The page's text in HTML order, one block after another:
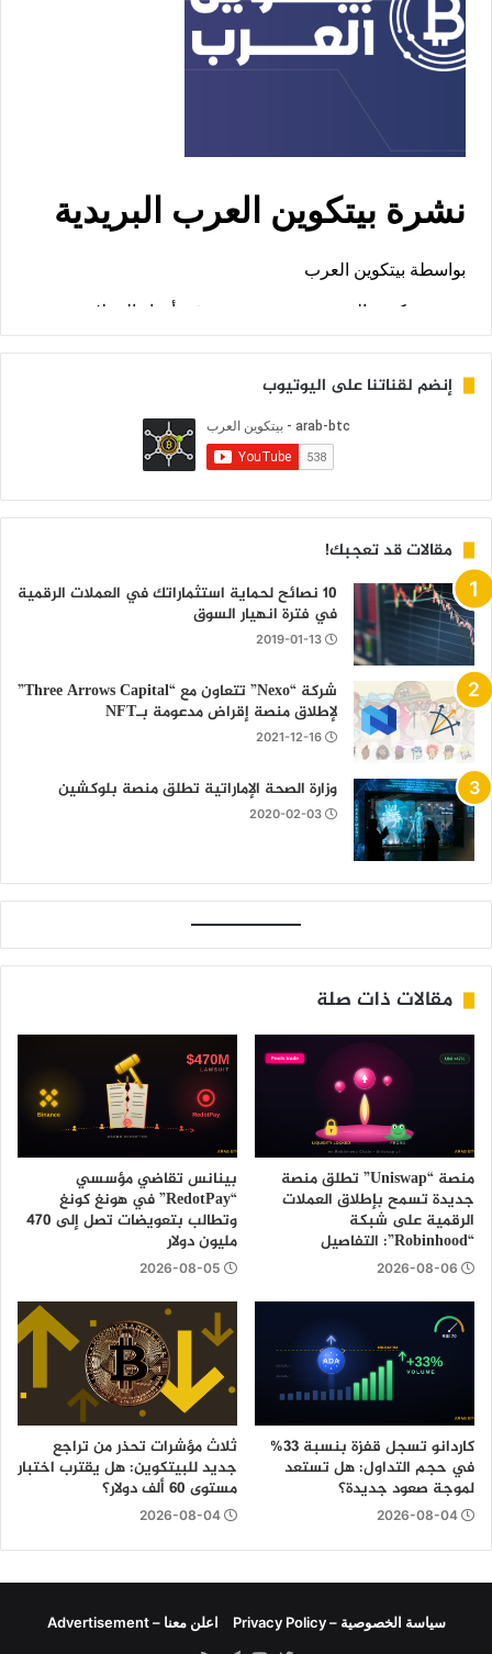
إنضم لقناتنا على اليوتيوب
مقالات قد تعجبك!
10 نصائح لحماية استثماراتك في العملات الرقمية
في فترة انهيار السوق
2019-01-13
شركة “Nexo” تتعاون مع “Three Arrows Capital”
لإطلاق منصة إقراض مدعومة بـNFT
2021-12-16
وزارة الصحة الإماراتية تطلق منصة بلوكشين
2020-02-03
مقالات ذات صلة
منصة “Uniswap” تطلق منصة
جديدة تسمح بإطلاق العملات
الرقمية على شبكة
“Robinhood”: التفاصيل
2026-08-06
بينانس تقاضي مؤسسي
“RedotPay” في هونغ كونغ
وتطالب بتعويضات تصل إلى 470
مليون دولار
2026-08-05
كاردانو تسجل قفزة بنسبة 33%
في حجم التداول: هل تستعد
لموجة صعود جديدة؟
2026-08-04
ثلاث مؤشرات تحذر من تراجع
جديد للبيتكوين: هل يقترب اختبار
مستوى 60 ألف دولار؟
2026-08-04
سياسة الخصوصية – Privacy Policy اعلن معنا – Advertisement